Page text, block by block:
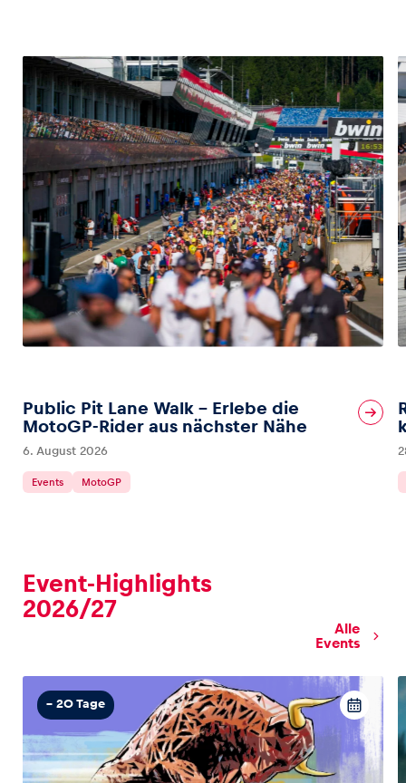
Fahrzeug
Alle anzeigen
Business
Alle anzeigen
Glossar
Public Pit Lane Walk – Erlebe die
MotoGP-Rider aus nächster Nähe
6. August 2026
Events MotoGP
Event-Highlights
2026/27
Alle
Events
– 20 Tage